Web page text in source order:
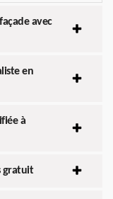
avec
en
à
gratuit